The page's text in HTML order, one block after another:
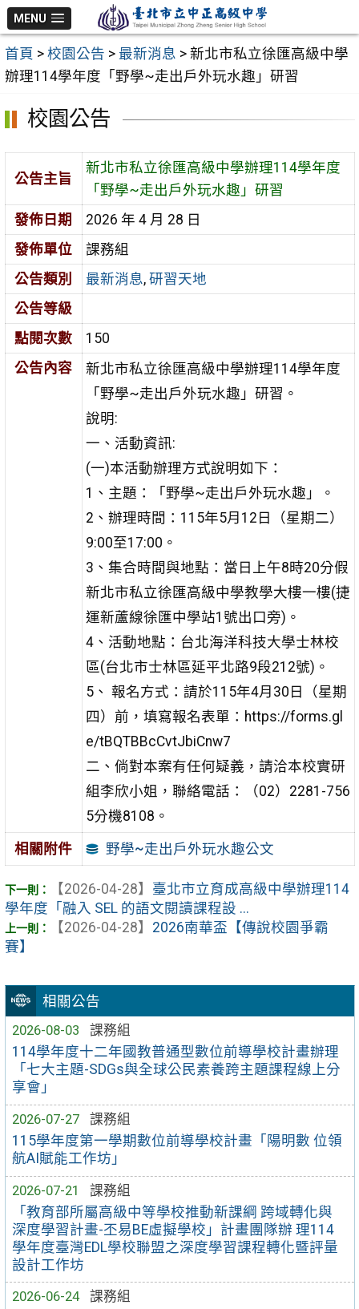
跳
至
主
要
MENU
首頁 > 校園公告 > 最新消息 > 新北市私立徐匯高級中學
辦理114學年度「野學~走出戶外玩水趣」研習
相關公告
2026-08-03
課務組
114學年度十二年國教普通型數位前導學校計畫辦理
「七大主題-SDGs與全球公民素養跨主題課程線上分
享會」
2026-07-27
課務組
115學年度第一學期數位前導學校計畫「陽明數 位領
航AI賦能工作坊」
2026-07-21
課務組
「教育部所屬高級中等學校推動新課綱 跨域轉化與
深度學習計畫-丕易BE虛擬學校」計畫團隊辦 理114
學年度臺灣EDL學校聯盟之深度學習課程轉化暨評量
設計工作坊
2026-06-24
課務組
校園公告
公告主旨
新北市私立徐匯高級中學辦理114學年度
「野學~走出戶外玩水趣」研習
發佈日期
2026 年 4 月 28 日
發佈單位
課務組
公告類別
最新消息, 研習天地
公告等級
點閱次數
150
公告內容
新北市私立徐匯高級中學辦理114學年度
「野學~走出戶外玩水趣」研習。
說明:
一、活動資訊:
(一)本活動辦理方式說明如下：
1、主題：「野學~走出戶外玩水趣」。
2、辦理時間：115年5月12日（星期二）
9:00至17:00。
3、集合時間與地點：當日上午8時20分假
新北市私立徐匯高級中學教學大樓一樓(捷
運新蘆線徐匯中學站1號出口旁)。
4、活動地點：台北海洋科技大學士林校
區(台北市士林區延平北路9段212號)。
5、 報名方式：請於115年4月30日（星期
四）前，填寫報名表單：https://forms.gl
e/tBQTBBcCvtJbiCnw7
二、倘對本案有任何疑義，請洽本校實研
組李欣小姐，聯絡電話：（02）2281-756
5分機8108。
相關附件 野學~走出戶外玩水趣公文
【2026-04-28】 臺北市立育成高級中學辦理114
學年度「融入 SEL 的語文閱讀課程設 ...
【2026-04-28】 2026南華盃【傳說校園爭霸
賽】